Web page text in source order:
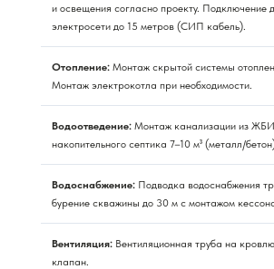
и освещения согласно проекту. Подключение
электросети до 15 метров (СИП кабель).
Отопление: Монтаж скрытой системы
Монтаж электрокотла при необходимости.
Водоотведение: Монтаж канализации из ЖБИ
накопительного септика 7–10 м³ (металл/
Водоснабжение: Подводка водоснабжения
бурение скважины до 30 м с монтажом
Вентиляция: Вентиляционная труба на
клапан.